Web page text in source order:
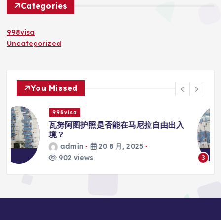
Categories
998visa
Uncategorized
You Missed
998visa
瓦努阿图护照是否能在马尼拉使用国际
admin
20 8 月, 2025
817 views